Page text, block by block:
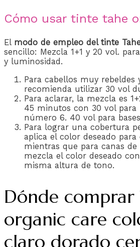
Cómo usar tinte tahe
El modo de empleo del tinte
sencillo: Mezcla 1+1 y 20 vol.
y luminosidad.
Para cabellos muy rebeldes
recomienda utilizar 30 vol
Para aclarar, la mezcla es
45 minutos con 30 vol para
número 6. 40 vol para
Para lograr una cobertura
aplica el color deseado para
mientras que para canas de
mezcla el color deseado
misma altura de tono.
Dónde comprar
organic care
claro dorado